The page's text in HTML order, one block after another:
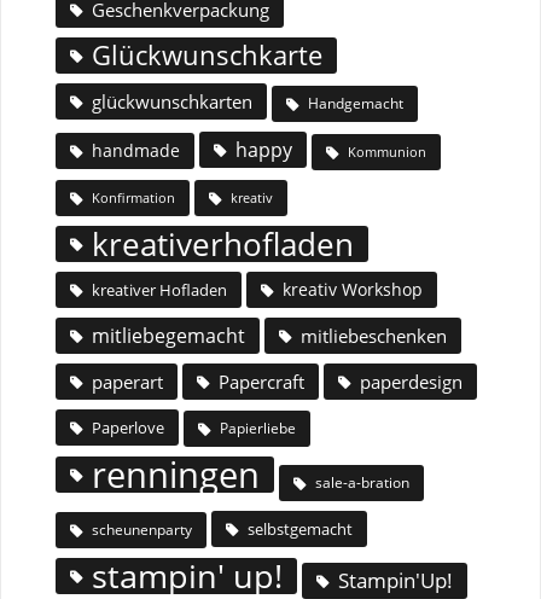
Geschenkverpackung
Glückwunschkarte
glückwunschkarten Handgemacht
handmade happy Kommunion
Konfirmation kreativ
kreativerhofladen
kreativer Hofladen kreativ Workshop
mitliebegemacht
mitliebeschenken
paperart
Papercraft paperdesign
Paperlove Papierliebe
renningen sale-a-bration
scheunenparty selbstgemacht
stampin' up! Stampin'Up!